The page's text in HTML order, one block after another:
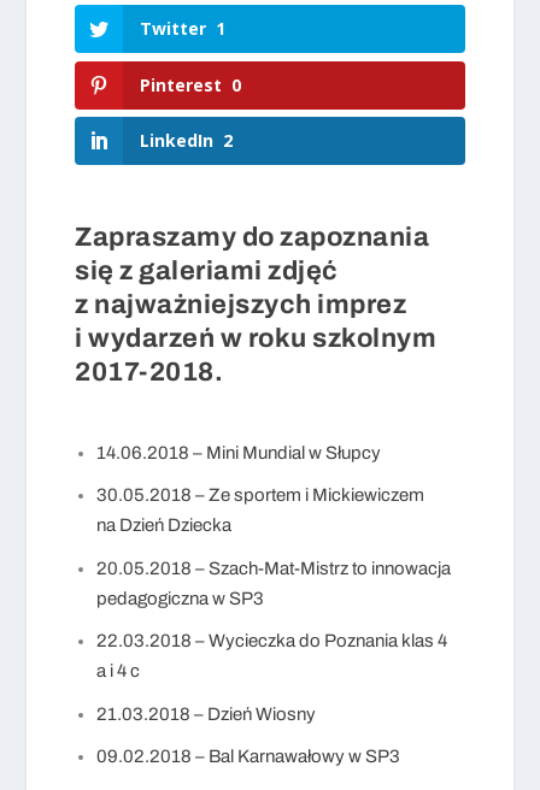
Twitter 1
Pinterest 0
LinkedIn 2
Zapraszamy do zapoznania
się z galeriami zdjęć
z najważniejszych imprez
i wydarzeń w roku szkolnym
2017-2018.
14.06.2018 – Mini Mundial w Słupcy
30.05.2018 – Ze sportem i Mickiewiczem
na Dzień Dziecka
20.05.2018 – Szach-Mat-Mistrz to innowacja
pedagogiczna w SP3
22.03.2018 – Wycieczka do Poznania klas 4
a i 4 c
21.03.2018 – Dzień Wiosny
09.02.2018 – Bal Karnawałowy w SP3